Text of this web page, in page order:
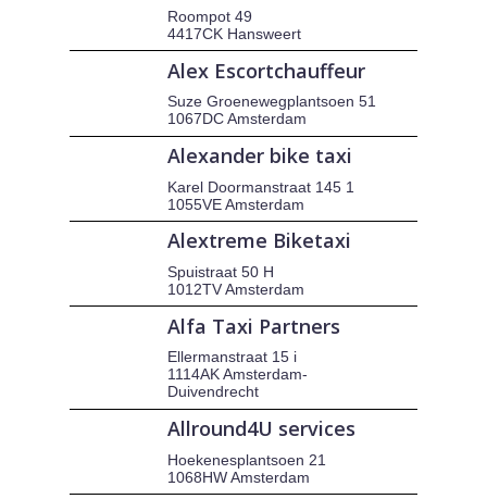
Roompot 49
4417CK Hansweert
Alex Escortchauffeur
Suze Groenewegplantsoen 51
1067DC Amsterdam
Alexander bike taxi
Karel Doormanstraat 145 1
1055VE Amsterdam
Alextreme Biketaxi
Spuistraat 50 H
1012TV Amsterdam
Alfa Taxi Partners
Ellermanstraat 15 i
1114AK Amsterdam-
Duivendrecht
Allround4U services
Hoekenesplantsoen 21
1068HW Amsterdam